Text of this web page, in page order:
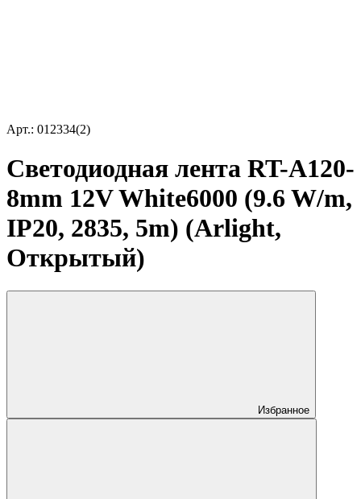
Арт.: 012334(2)
Светодиодная лента RT-A120-
8mm 12V White6000 (9.6 W/m,
IP20, 2835, 5m) (Arlight,
Открытый)
Избранное